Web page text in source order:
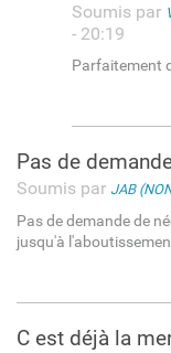
Soumis par
- 20:19
Parfaitement
Pas de
Soumis par JAB
Pas de demande de
jusqu'à
C est déjà la